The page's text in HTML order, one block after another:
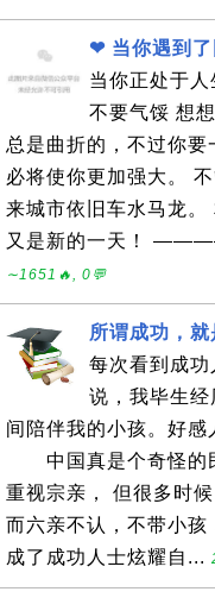
❤ 当你遇到
当你正处于
不要气馁 想
总是曲折的，不过你要
必将使你更加强大。
来城市依旧车水马龙。
又是新的一天！
∼1651🔥, 0💬
所谓成功，
每次看到成
说，我毕生
间陪伴我的小孩。好感
中国真是个奇怪的民
重视宗亲， 但很多时
而六亲不认，不带小
成了成功人士炫耀自...